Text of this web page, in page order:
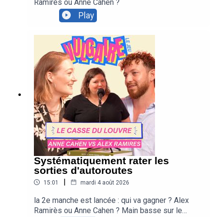
DU DC10 :
https://www.instagram.com/lesfamillesdudc10/
ALLEZ VOIR LE FILM DE MEDIAPART :
https://www.youtube.com/watch?v=FsNjoU3zh9Q
Vulgaire
un podcast présenté par Marie Misset et PAS Marine
Baousson PFFFF
réalisé par Antoine Olier
Graphisme et illustrations : Juliette Poney
Générique : Romain Baousson
Ramirès ou Anne Cahen ?
Play
Systématiquement rater les
sorties d'autoroutes
15:01 | mardi 4 août 2026
la 2e manche est lancée : qui va gagner ? Alex
Ramirès ou Anne Cahen ? Main basse sur le